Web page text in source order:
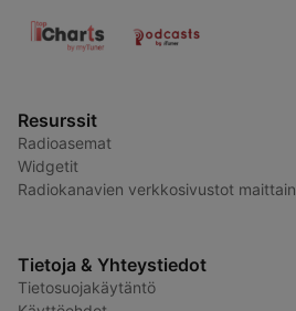
Resurssit
Radioasemat
Widgetit
Radiokanavien verkkosivustot maittain
Tietoja & Yhteystiedot
Tietosuojakäytäntö